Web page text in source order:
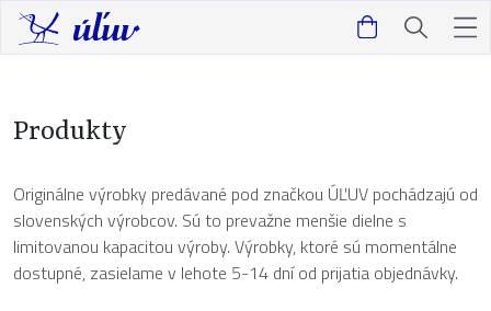
Produkty
Originálne výrobky predávané pod značkou ÚĽUV pochádzajú od
slovenských výrobcov. Sú to prevažne menšie dielne s
limitovanou kapacitou výroby. Výrobky, ktoré sú momentálne
dostupné, zasielame v lehote 5-14 dní od prijatia objednávky.